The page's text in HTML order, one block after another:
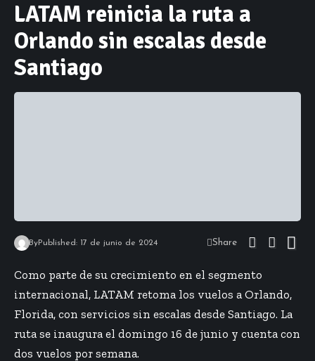
LATAM reinicia la ruta a
Orlando sin escalas desde
Santiago
ByPublished: 17 de junio de 2024 Share
Como parte de su crecimiento en el segmento
internacional, LATAM retoma los vuelos a Orlando,
Florida, con servicios sin escalas desde Santiago. La
ruta se inaugura el domingo 16 de junio y cuenta con
dos vuelos por semana.